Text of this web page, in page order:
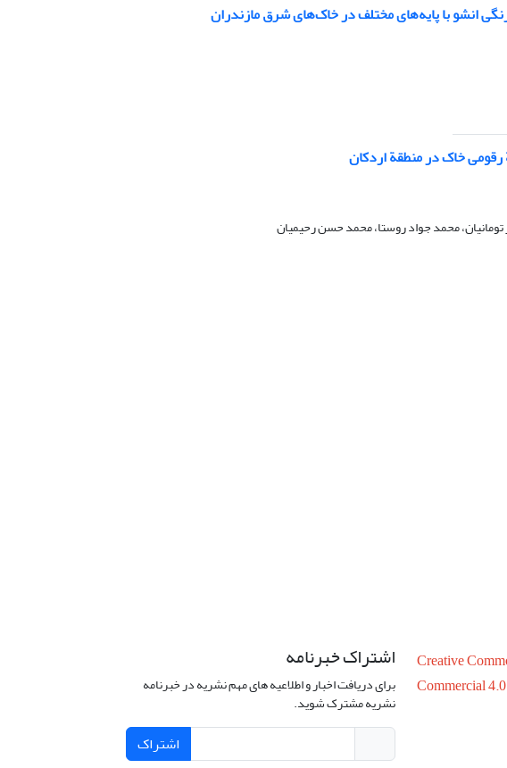
انشو با پایه‌های مختلف در خاک‌های شرق مازندران
خاک در منطقة اردکان
تومانیان، محمد جواد روستا، محمد حسن رحیمیان
Creative
Commercial
اشتراک خبرنامه
برای دریافت اخبار و اطلاعیه های مهم نشریه در خبرنامه
نشریه مشترک شوید.
اشتراک